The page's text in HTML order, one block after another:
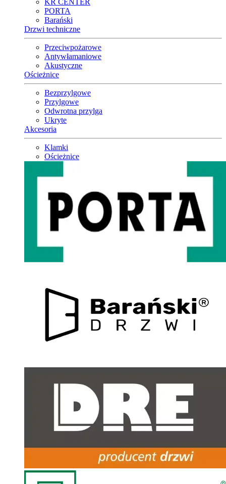
KR CENTER
PORTA
Barański
Drzwi techniczne
Przeciwpożarowe
Antywłamaniowe
Akustyczne
Ościeżnice
Bezprzylgowe
Przylgowe
Odwrotna przylga
Ukryte
Akcesoria
Klamki
Ościeżnice